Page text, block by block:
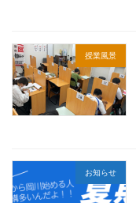
授業風景
お知らせ